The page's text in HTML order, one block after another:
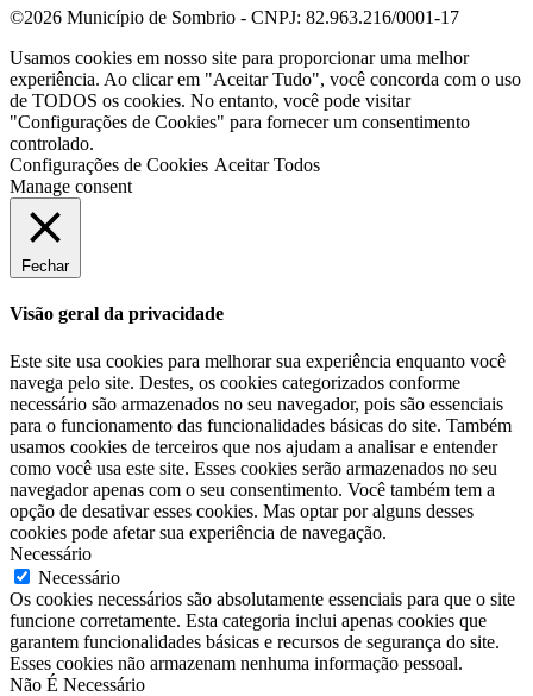
©2026 Município de Sombrio - CNPJ: 82.963.216/0001-17
Usamos cookies em nosso site para proporcionar uma melhor
experiência. Ao clicar em "Aceitar Tudo", você concorda com o uso
de TODOS os cookies. No entanto, você pode visitar
"Configurações de Cookies" para fornecer um consentimento
controlado.
Configurações de Cookies Aceitar Todos
Manage consent
Fechar
Visão geral da privacidade
Este site usa cookies para melhorar sua experiência enquanto você
navega pelo site. Destes, os cookies categorizados conforme
necessário são armazenados no seu navegador, pois são essenciais
para o funcionamento das funcionalidades básicas do site. Também
usamos cookies de terceiros que nos ajudam a analisar e entender
como você usa este site. Esses cookies serão armazenados no seu
navegador apenas com o seu consentimento. Você também tem a
opção de desativar esses cookies. Mas optar por alguns desses
cookies pode afetar sua experiência de navegação.
Necessário
Necessário
Os cookies necessários são absolutamente essenciais para que o site
funcione corretamente. Esta categoria inclui apenas cookies que
garantem funcionalidades básicas e recursos de segurança do site.
Esses cookies não armazenam nenhuma informação pessoal.
Não É Necessário